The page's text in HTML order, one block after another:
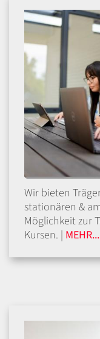
Wir bieten
stationären &
Möglichkeit zur
Kursen. | MEHR...